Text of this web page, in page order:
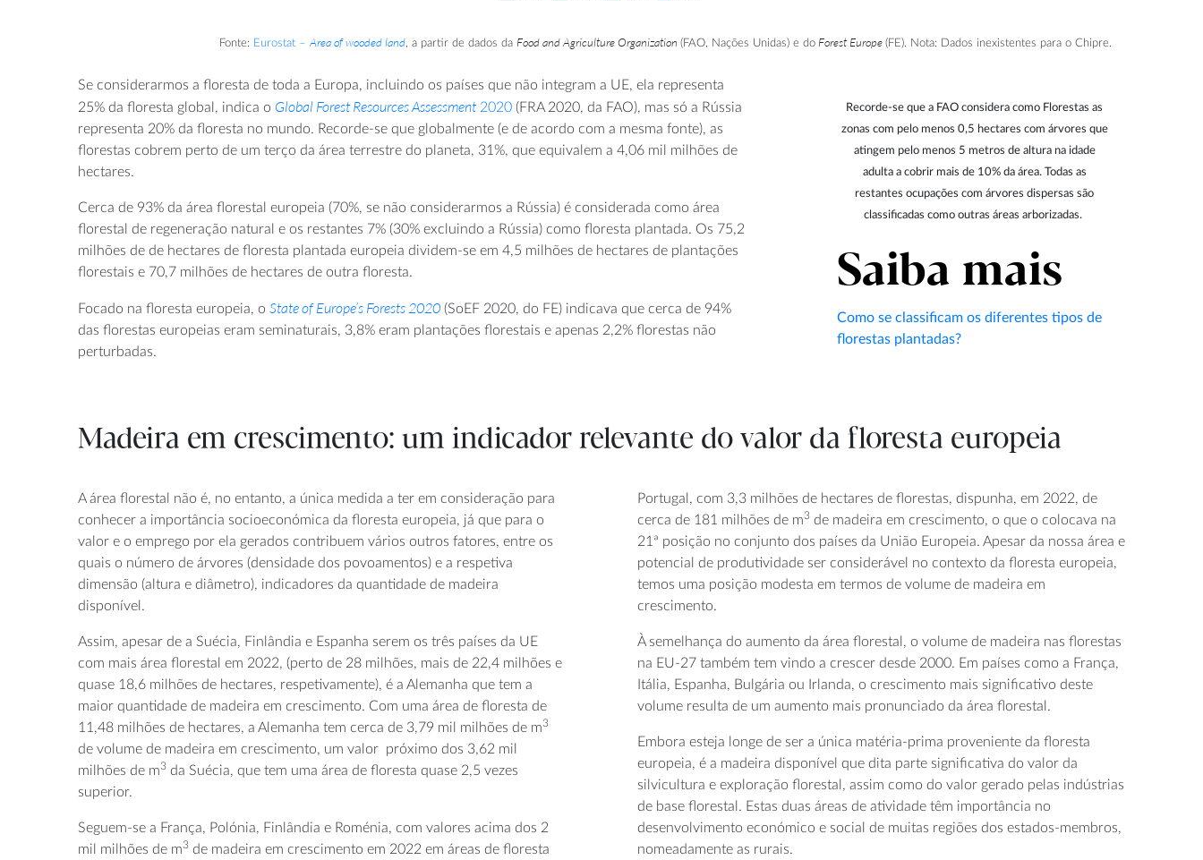
Fonte: Eurostat –Area of wooded land, a partir de dados da Food and Agriculture Organization (FAO, Nações Unidas) e do Forest Europe (FE). Nota: Dados inexistentes para o Chipre.
Se considerarmos a floresta de toda a Europa, incluindo os países que não integram a UE, ela representa
25% da floresta global, indica o Global Forest Resources Assessment2020 (FRA 2020, da FAO), mas só a Rússia
representa 20% da floresta no mundo. Recorde-se que globalmente (e de acordo com a mesma fonte), as
florestas cobrem perto de um terço da área terrestre do planeta, 31%, que equivalem a 4,06 mil milhões de
hectares.
Cerca de 93% da área florestal europeia (70%, se não considerarmos a Rússia) é considerada como área
florestal de regeneração natural e os restantes 7% (30% excluindo a Rússia) como floresta plantada. Os 75,2
milhões de de hectares de floresta plantada europeia dividem-se em 4,5 milhões de hectares de plantações
florestais e 70,7 milhões de hectares de outra floresta.
Focado na floresta europeia, o State of Europe’s Forests 2020 (SoEF 2020, do FE) indicava que cerca de 94%
das florestas europeias eram seminaturais, 3,8% eram plantações florestais e apenas 2,2% florestas não
perturbadas.
Recorde-se que a FAO considera como Florestas as
zonas com pelo menos 0,5 hectares com árvores que
atingem pelo menos 5 metros de altura na idade
adulta a cobrir mais de 10% da área. Todas as
restantes ocupações com árvores dispersas são
classificadas como outras áreas arborizadas.
Saiba mais
Como se classificam os diferentes tipos de
florestas plantadas?
Madeira em crescimento: um indicador relevante do valor da floresta europeia
A área florestal não é, no entanto, a única medida a ter em consideração para
conhecer a importância socioeconómica da floresta europeia, já que para o
valor e o emprego por ela gerados contribuem vários outros fatores, entre os
quais o número de árvores (densidade dos povoamentos) e a respetiva
dimensão (altura e diâmetro), indicadores da quantidade de madeira
disponível.
Assim, apesar de a Suécia, Finlândia e Espanha serem os três países da UE
com mais área florestal em 2022, (perto de 28 milhões, mais de 22,4 milhões e
quase 18,6 milhões de hectares, respetivamente), é a Alemanha que tem a
maior quantidade de madeira em crescimento. Com uma área de floresta de
11,48 milhões de hectares, a Alemanha tem cerca de 3,79 mil milhões de m3
de volume de madeira em crescimento, um valor próximo dos 3,62 mil
milhões de m3 da Suécia, que tem uma área de floresta quase 2,5 vezes
superior.
Seguem-se a França, Polónia, Finlândia e Roménia, com valores acima dos 2
mil milhões de m3 de madeira em crescimento em 2022 em áreas de floresta
Portugal, com 3,3 milhões de hectares de florestas, dispunha, em 2022, de
cerca de 181 milhões de m3 de madeira em crescimento, o que o colocava na
21ª posição no conjunto dos países da União Europeia. Apesar da nossa área e
potencial de produtividade ser considerável no contexto da floresta europeia,
temos uma posição modesta em termos de volume de madeira em
crescimento.
À semelhança do aumento da área florestal, o volume de madeira nas florestas
na EU-27 também tem vindo a crescer desde 2000. Em países como a França,
Itália, Espanha, Bulgária ou Irlanda, o crescimento mais significativo deste
volume resulta de um aumento mais pronunciado da área florestal.
Embora esteja longe de ser a única matéria-prima proveniente da floresta
europeia, é a madeira disponível que dita parte significativa do valor da
silvicultura e exploração florestal, assim como do valor gerado pelas indústrias
de base florestal. Estas duas áreas de atividade têm importância no
desenvolvimento económico e social de muitas regiões dos estados-membros,
nomeadamente as rurais.